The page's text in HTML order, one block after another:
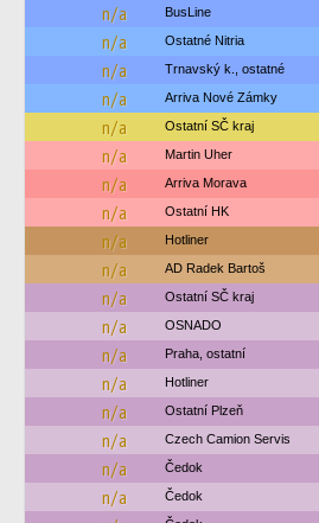
n/a BusLine
n/a Ostatné Nitria
n/a Trnavský k., ostatné
n/a Arriva Nové Zámky
n/a Ostatní SČ kraj
n/a Martin Uher
n/a Arriva Morava
n/a Ostatní HK
n/a Hotliner
n/a AD Radek Bartoš
n/a Ostatní SČ kraj
n/a OSNADO
n/a Praha, ostatní
n/a Hotliner
n/a Ostatní Plzeň
n/a Czech Camion Servis
n/a Čedok
n/a Čedok